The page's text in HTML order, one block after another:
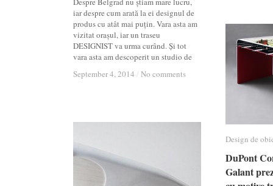
iar despre cum arată la ei designul de
produs cu atât mai puțin. Vara asta am
vizitat orașul, iar un traseu
DESIGNIST va urma curând. Și tot
vara asta am descoperit un studio de
September 4, 2014 / No comments
September 4, 2014 / No comments
Design de
DuPont
Galant
Design de
DuPont
Galant